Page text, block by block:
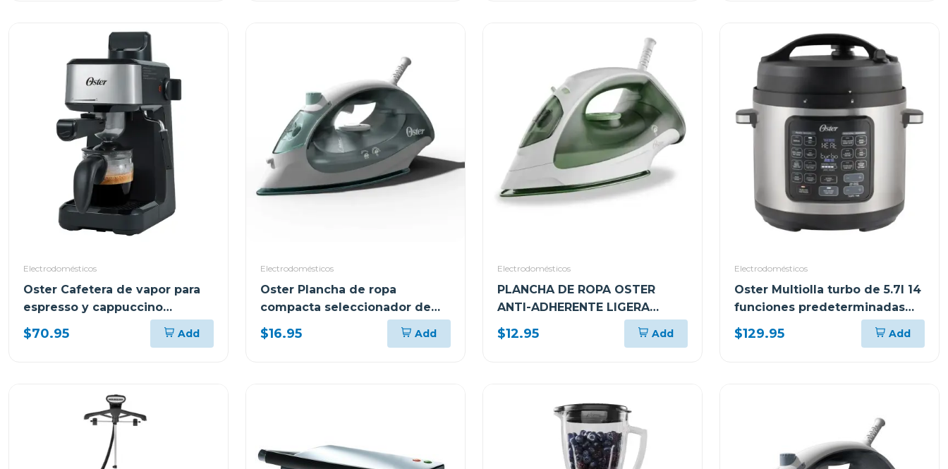
Electrodomésticos
Oster Cafetera de vapor para
espresso y cappuccino
capacidad de 2 tazas
stem3300
$70.95 Add
Electrodomésticos
Oster Plancha de ropa
compacta seleccionador de
tela 5002
$16.95 Add
Electrodomésticos
PLANCHA DE ROPA OSTER
ANTI-ADHERENTE LIGERA
GCSTBS380
$12.95 Add
Electrodomésticos
Oster Multiolla turbo de 5.7l 14
funciones predeterminadas
ckstpcect57
$129.95 Add